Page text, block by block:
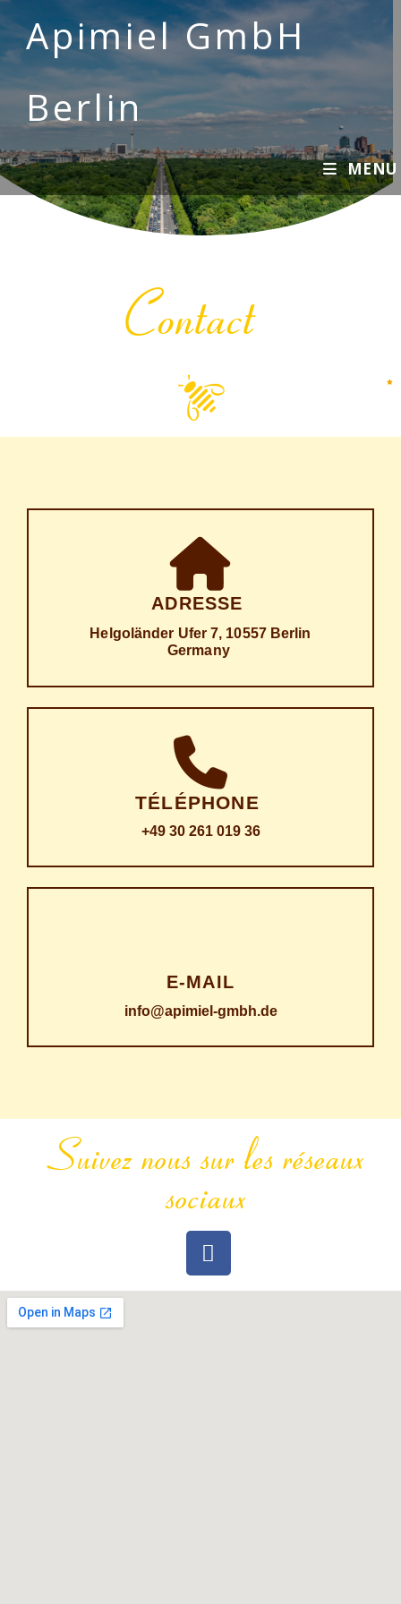
Apimiel GmbH
Berlin
MENU
Contact
ADRESSE
Hel­go­länder Ufer 7, 10557 Berlin
Germany
TÉLÉPHONE
+49 30 261 019 36
E‑MAIL
info@apimiel-gmbh.de
Suivez nous sur les réseaux
sociaux